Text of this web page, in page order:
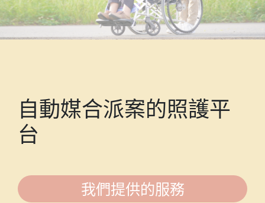
自動媒合派案的照護平
台
我們提供的服務